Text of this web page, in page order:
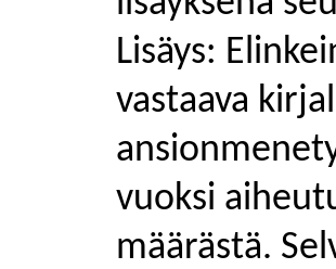
Lisäys:
vastaava
vuoksi
määrästä.